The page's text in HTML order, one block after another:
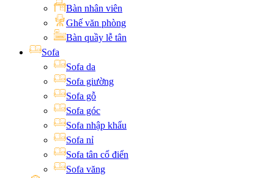
Bàn nhân viên
Ghế văn phòng
Bàn quầy lễ tân
Sofa
Sofa da
Sofa giường
Sofa gỗ
Sofa góc
Sofa nhập khẩu
Sofa nỉ
Sofa tân cổ điển
Sofa văng